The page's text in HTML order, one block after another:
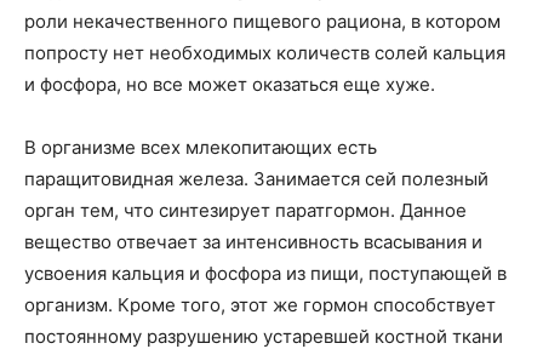
роли некачественного пищевого рациона, в котором
попросту нет необходимых количеств солей кальция
и фосфора, но все может оказаться еще хуже.
В организме всех млекопитающих есть
паращитовидная железа. Занимается сей полезный
орган тем, что синтезирует паратгормон. Данное
вещество отвечает за интенсивность всасывания и
усвоения кальция и фосфора из пищи, поступающей в
организм. Кроме того, этот же гормон способствует
постоянному разрушению устаревшей костной ткани